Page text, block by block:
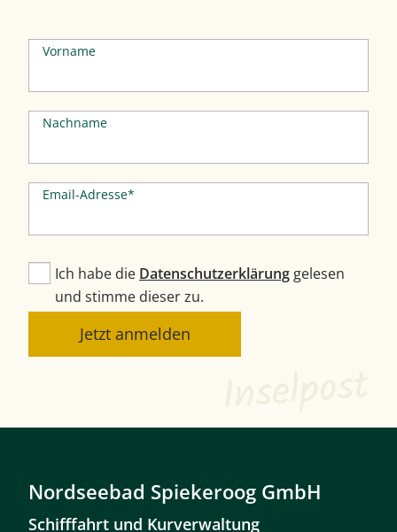
Vorname
Nachname
Email-Adresse*
Ich habe die Datenschutzerklärung gelesen
und stimme dieser zu.
Jetzt anmelden
Nordseebad Spiekeroog GmbH
Schifffahrt und Kurverwaltung